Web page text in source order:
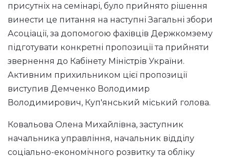
присутніх на семінарі, було прийнято рішення
винести це питання на наступні Загальні збори
Асоціації, за допомогою фахівців Держкомзему
підготувати конкретні пропозиції та прийняти
звернення до Кабінету Міністрів України.
Активним прихильником цієї пропозиції
виступив Демченко Володимир
Володимирович, Куп'янський міський голова.
Ковальова Олена Михайлівна, заступник
начальника управління, начальник відділу
соціально-економічного розвитку та обліку